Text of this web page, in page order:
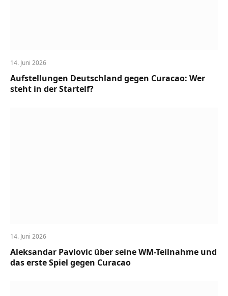
14. Juni 2026
Aufstellungen Deutschland gegen Curacao: Wer
steht in der Startelf?
14. Juni 2026
Aleksandar Pavlovic über seine WM-Teilnahme und
das erste Spiel gegen Curacao